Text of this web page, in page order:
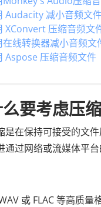
Audacity 减小音频文
XConvert 压缩音频文
在线转换器减小音频文
Aspose 压缩音频文件
要考虑压
是在保持可接受的文
过网络或流媒体平
或 FLAC 等高质